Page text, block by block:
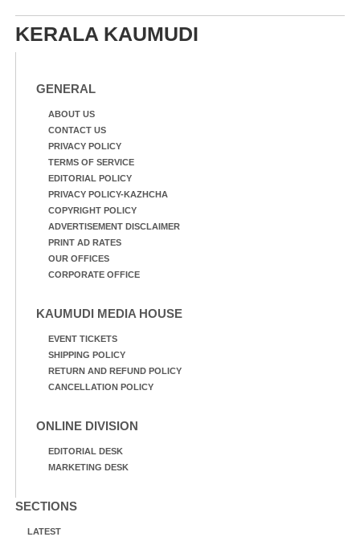
KERALA KAUMUDI
GENERAL
ABOUT US
CONTACT US
PRIVACY POLICY
TERMS OF SERVICE
EDITORIAL POLICY
PRIVACY POLICY-KAZHCHA
COPYRIGHT POLICY
ADVERTISEMENT DISCLAIMER
PRINT AD RATES
OUR OFFICES
CORPORATE OFFICE
KAUMUDI MEDIA HOUSE
EVENT TICKETS
SHIPPING POLICY
RETURN AND REFUND POLICY
CANCELLATION POLICY
ONLINE DIVISION
EDITORIAL DESK
MARKETING DESK
SECTIONS
LATEST